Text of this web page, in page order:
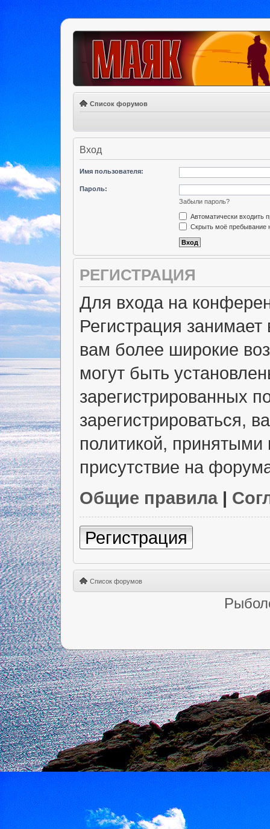
Список форумов
Вход
Имя пользователя:
Пароль:
Забыли пароль?
Автоматически входить
Скрыть моё пребывание
РЕГИСТРАЦИЯ
Для входа на
Регистрация занимает
вам более широкие
могут быть
зарегистрированных
зарегистрироваться,
политикой,
присутствие на
Общие правила|
Регистрация
Список форумов